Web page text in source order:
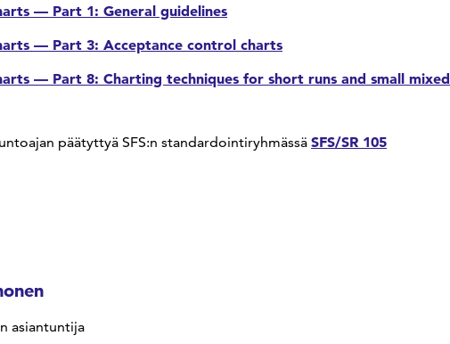
— Part 1: General guidelines
— Part 3: Acceptance control charts
— Part 8: Charting techniques for short runs and small mixed
päätyttyä SFS:n standardointiryhmässä SFS/SR 105
asiantuntija